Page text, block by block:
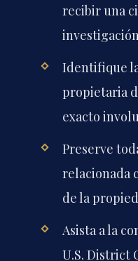
recibir una
Identifique
propietaria
exacto
Preserve
relacionada
de la
Asista a la
U.S. District